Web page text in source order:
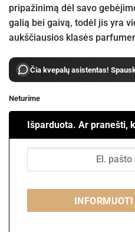
pripažinimą dėl savo
galią bei gaivą, todėl jis yra
aukščiausios klasės
Čia kvepalų asistentas!
Neturime
Išparduota. Ar pranešti,